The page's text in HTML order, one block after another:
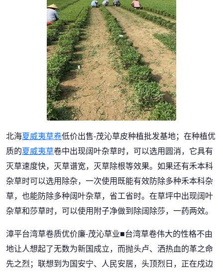
北海夏威夷草卷低价出售-茂沁草皮种植批发基地；在种植优
质的夏威夷草卷中出现阔叶杂草时，可以选用圆消，它具有
灭草速度快，灭草谱宽，灭草除根等效果。如果还有禾本科
杂草时可以选用除杂，一次使用既能有效防除多种禾本科杂
草，也能防除多种阔叶杂草，省工省时。在草坪中出现阔叶
杂草和莎草时，可以使用附子净做到除阔除莎，一药两效。
漳平台湾草卷质优价廉-茂沁草业■台湾草卷伟大的性格不由
地让人想起了无数为新国成立，而抛头卢、洒热血的革之命
先之烈；联想到为国安宁、人民安居，头顶烈日，正在戍边